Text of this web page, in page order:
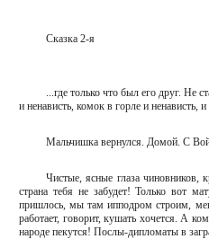
Сказка 2-я
...где только что был его друг. Не
и ненависть, комок в горле и ненависть,
Мальчишка вернулся. Домой. С
Чистые, ясные глаза чиновников,
страна тебя не забудет! Только вот
пришлось, мы там ипподром строим,
работает, говорит, кушать хочется. А
народе пекутся! Послы-дипломаты в